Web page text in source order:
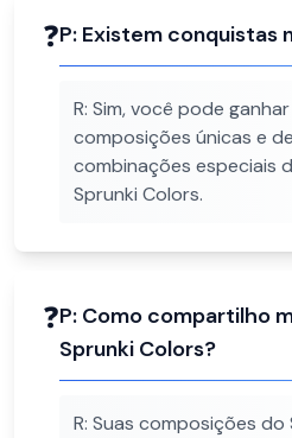
❓P: Existem conquistas
R: Sim, você pode
composições únicas e
combinações especiais
Sprunki Colors.
❓P: Como compartilho
Sprunki Colors?
R: Suas composições do